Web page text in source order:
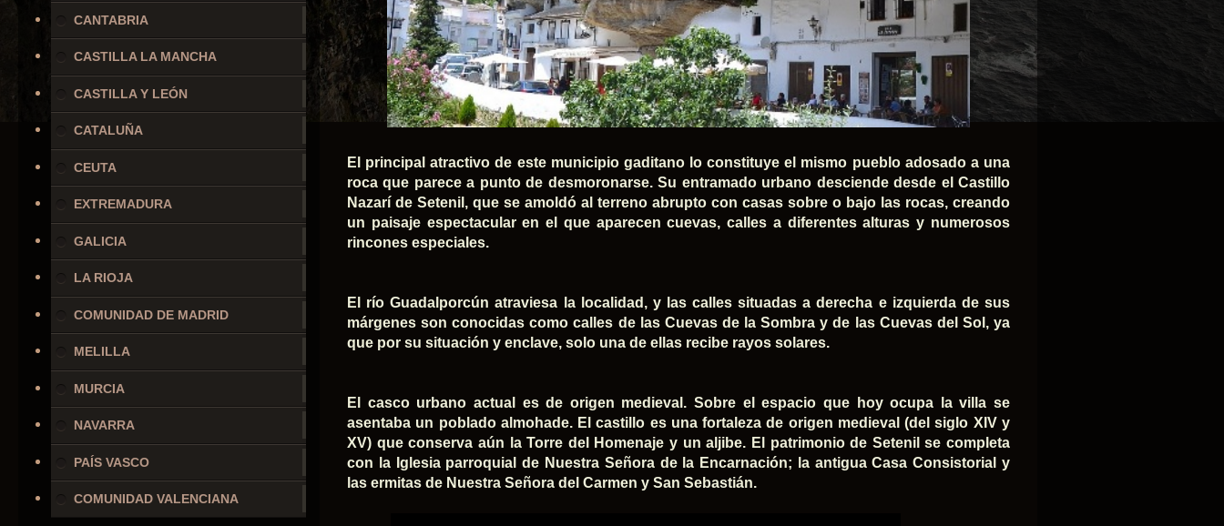
El principal atractivo de este municipio gaditano lo constituye el mismo pueblo adosado a una
roca que parece a punto de desmoronarse. Su entramado urbano desciende desde el Castillo
Nazarí de Setenil, que se amoldó al terreno abrupto con casas sobre o bajo las rocas, creando
un paisaje espectacular en el que aparecen cuevas, calles a diferentes alturas y numerosos
rincones especiales.
El río Guadalporcún atraviesa la localidad, y las calles situadas a derecha e izquierda de sus
márgenes son conocidas como calles de las Cuevas de la Sombra y de las Cuevas del Sol, ya
que por su situación y enclave, solo una de ellas recibe rayos solares.
El casco urbano actual es de origen medieval. Sobre el espacio que hoy ocupa la villa se
asentaba un poblado almohade. El castillo es una fortaleza de origen medieval (del siglo XIV y
XV) que conserva aún la Torre del Homenaje y un aljibe. El patrimonio de Setenil se completa
con la Iglesia parroquial de Nuestra Señora de la Encarnación; la antigua Casa Consistorial y
las ermitas de Nuestra Señora del Carmen y San Sebastián.
CANTABRIA
CASTILLA LA MANCHA
CASTILLA Y LEÓN
CATALUÑA
CEUTA
EXTREMADURA
GALICIA
LA RIOJA
COMUNIDAD DE MADRID
MELILLA
MURCIA
NAVARRA
PAÍS VASCO
COMUNIDAD VALENCIANA